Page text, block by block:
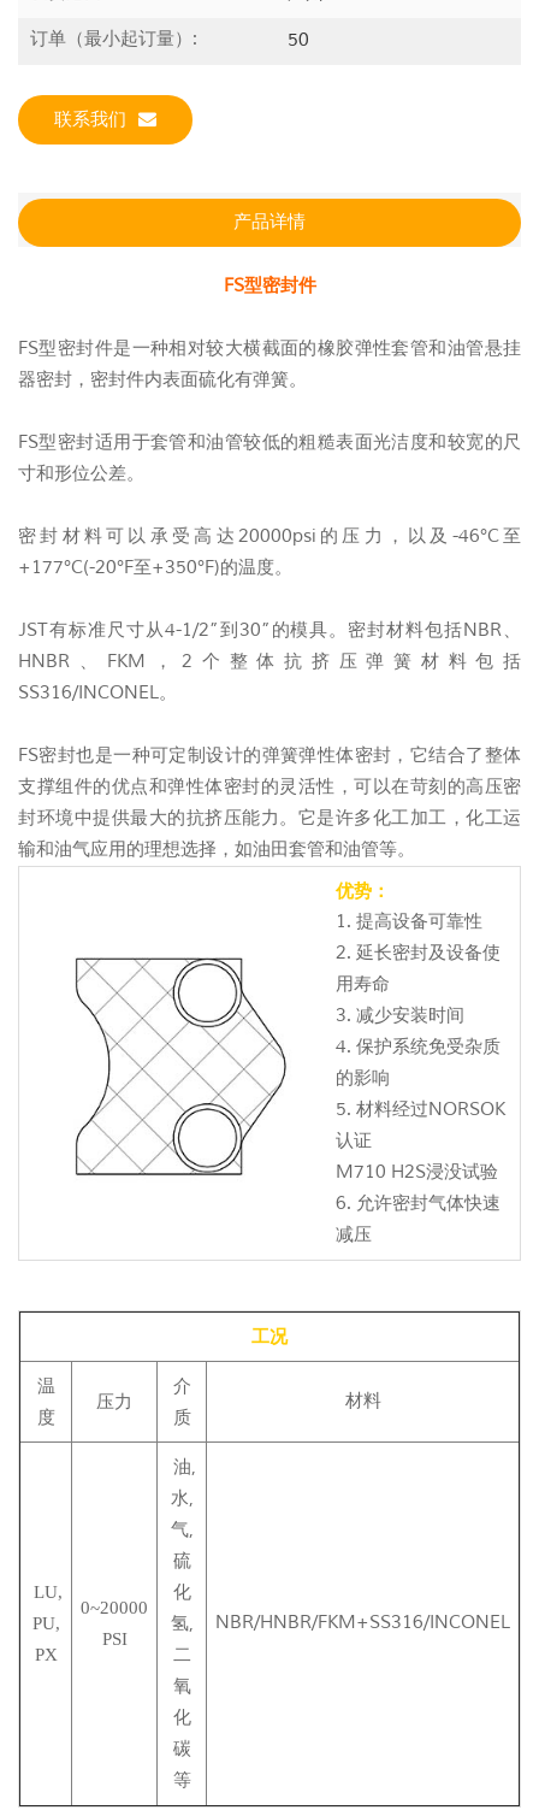
订单（最小起订量）:
50
联系我们
产品详情
FS型密封件
FS型密封件是一种相对较大横截面的橡胶弹性套管和油管悬挂
器密封，密封件内表面硫化有弹簧。
FS型密封适用于套管和油管较低的粗糙表面光洁度和较宽的尺
寸和形位公差。
密封材料可以承受高达20000psi的压力，以及-46°C至
+177°C(-20°F至+350°F)的温度。
JST有标准尺寸从4-1/2”到30”的模具。密封材料包括NBR、
HNBR、FKM，2个整体抗挤压弹簧材料包括
SS316/INCONEL。
FS密封也是一种可定制设计的弹簧弹性体密封，它结合了整体
支撑组件的优点和弹性体密封的灵活性，可以在苛刻的高压密
封环境中提供最大的抗挤压能力。它是许多化工加工，化工运
输和油气应用的理想选择，如油田套管和油管等。
优势：
1. 提高设备可靠性
2. 延长密封及设备使
用寿命
3. 减少安装时间
4. 保护系统免受杂质
的影响
5. 材料经过NORSOK
认证
M710 H2S浸没试验
6. 允许密封气体快速
减压
工况
温
度
压力
介
质
材料
LU,
PU,
PX
0~20000
PSI
油,
水,
气,
硫
化
氢,
二
氧
化
碳
等
NBR/HNBR/FKM+SS316/INCONEL